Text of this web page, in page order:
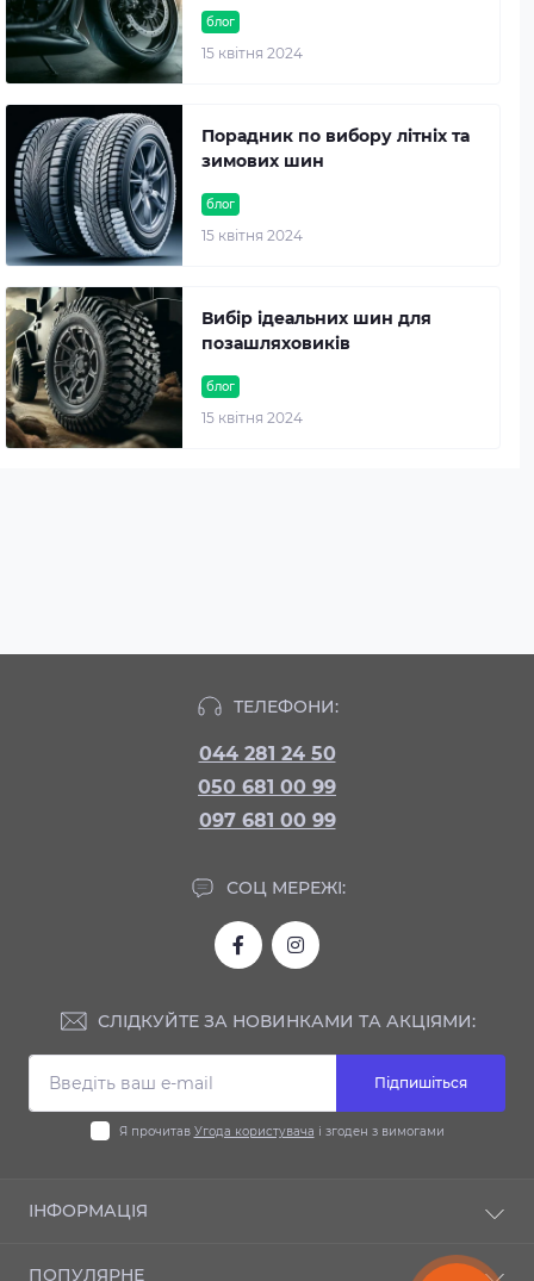
блог
15 квітня 2024
блог
15 квітня 2024
Порадник по вибору літніх та
зимових шин
блог
15 квітня 2024
Вибір ідеальних шин для
позашляховиків
ТЕЛЕФОНИ:
044 281 24 50
050 681 00 99
097 681 00 99
СОЦ МЕРЕЖІ:
СЛІДКУЙТЕ ЗА НОВИНКАМИ ТА АКЦІЯМИ:
Підпишіться
Я прочитав Угода користувача і згоден з вимогами
ІНФОРМАЦІЯ
ПОПУЛЯРНЕ